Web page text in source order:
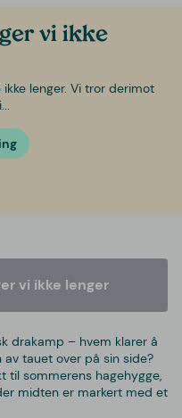
vi ikke
lenger. Vi tror derimot
vi ikke lenger
drakamp – hvem klarer å
tauet over på sin side?
til sommerens hagehygge,
midten er markert med et